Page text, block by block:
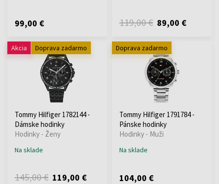
99,00 € 119,00 € 89,00 €
Akcia Doprava zadarmo
Tommy Hilfiger 1782144 -
Dámske hodinky
Hodinky - Ženy
Na sklade
145,00 € 119,00 €
Doprava zadarmo
Tommy Hilfiger 1791784 -
Pánske hodinky
Hodinky - Muži
Na sklade
104,00 €